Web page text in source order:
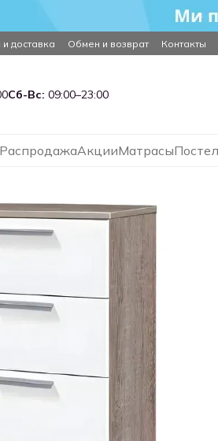
доставка Обмен и возврат Контакты
Сб-Вс: 09:00–23:00
РаспродажаАкцииМатрасы